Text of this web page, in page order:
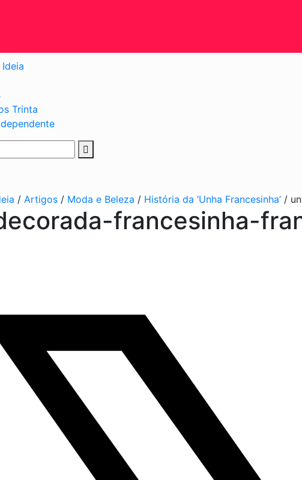
Trinta
/ Artigos / Moda e Beleza / História da ‘Unha Francesinha’ /
francesinha-